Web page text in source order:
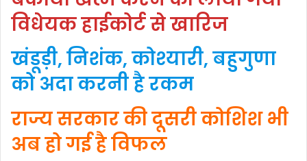
विधेयक हाईकोर्ट से खारिज
खंडूड़ी, निशंक, कोश्यारी, बहुगुणा
को अदा करनी है रकम
राज्य सरकार की दूसरी कोशिश भी
अब हो गई है विफल